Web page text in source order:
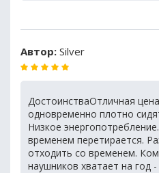
Автор: Silver
ДостоинстваОтличная
одновременно плотно
Низкое
временем перетирается.
отходить со временем.
наушников хватает на год